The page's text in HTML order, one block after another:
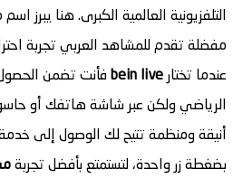
التلفزيونية العالمية الكبرى. هنا يبرز
مفضلة تقدم للمشاهد العربي تجربة
عندما تختار bein live فأنت تضمن
الرياضي ولكن عبر شاشة هاتفك أو
أنيقة ومنظمة تتيح لك الوصول إلى
بضغطة زر واحدة، لتستمتع بأفضل تجربة